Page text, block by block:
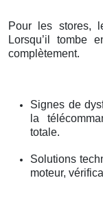
Pour les stores,
Lorsqu’il tombe
complètement.
Signes de
la
totale.
Solutions
moteur,